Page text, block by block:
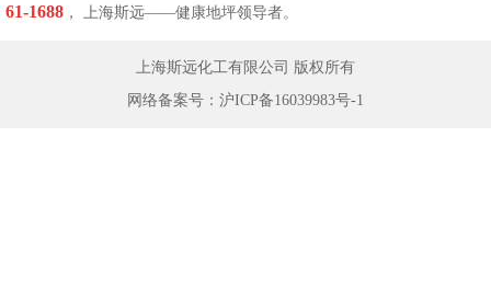
61-1688 ， 上海斯远——健康地坪领导者。
上海斯远化工有限公司 版权所有
网络备案号： 沪ICP备16039983号-1